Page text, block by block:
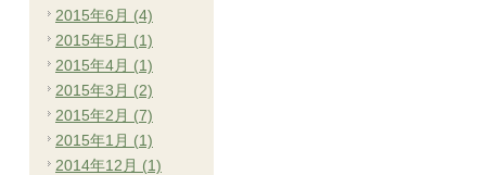
2015年6月 (4)
2015年5月 (1)
2015年4月 (1)
2015年3月 (2)
2015年2月 (7)
2015年1月 (1)
2014年12月 (1)